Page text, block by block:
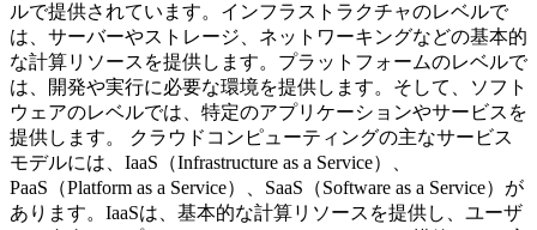
ルで提供されています。インフラストラクチャのレベルで
は、サーバーやストレージ、ネットワーキングなどの基本的
な計算リソースを提供します。プラットフォームのレベルで
は、開発や実行に必要な環境を提供します。そして、ソフト
ウェアのレベルでは、特定のアプリケーションやサービスを
提供します。 クラウドコンピューティングの主なサービス
モデルには、IaaS（Infrastructure as a Service）、
PaaS（Platform as a Service）、SaaS（Software as a Service）が
あります。IaaSは、基本的な計算リソースを提供し、ユーザ